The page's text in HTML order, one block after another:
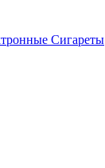
Сигареты